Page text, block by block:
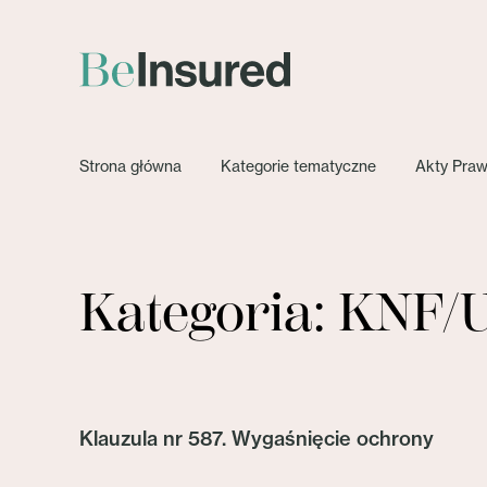
Strona główna Kategorie tematyczne Akty
Kategoria: KNF/
Klauzula nr 587. Wygaśnięcie ochrony